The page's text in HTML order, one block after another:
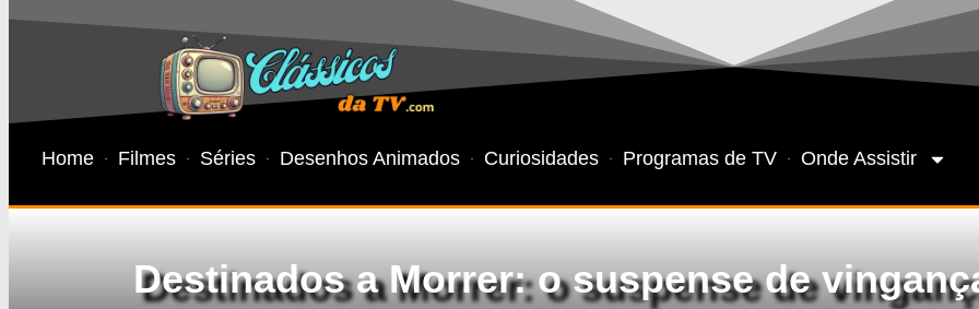
Home Filmes Séries Desenhos Animados Curiosidades Programas de TV Onde Assistir
Destinados a Morrer: o suspense de